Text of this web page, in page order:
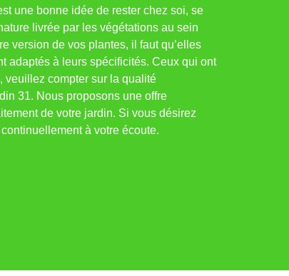
une bonne idée de rester chez soi, se
livrée par les végétations au sein
version de vos plantes, il faut qu’elles
adaptés à leurs spécificités. Ceux qui ont
veuillez compter sur la qualité
31. Nous proposons une offre
de votre jardin. Si vous désirez
à votre écoute.